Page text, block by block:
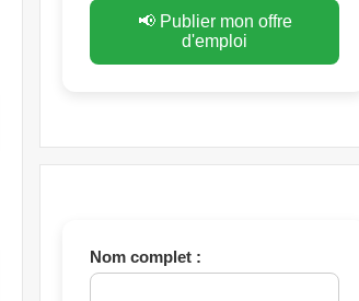
📢 Publier mon offre
d'emploi
Nom complet :